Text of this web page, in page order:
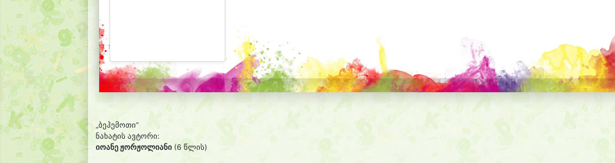
„ბეჰემოთი“
ნახატის ავტორი:
იოანე ჟორჟოლიანი (6 წლის)